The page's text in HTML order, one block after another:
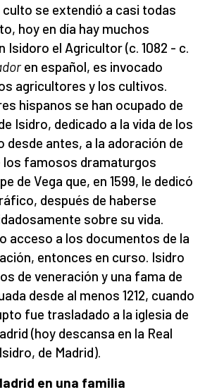
culto se extendió a casi todas
hoy en día hay muchos
Isidoro el Agricultor (c. 1082 - c.
en español, es invocado
agricultores y los cultivos.
hispanos se han ocupado de
Isidro, dedicado a la vida de los
desde antes, a la adoración de
los famosos dramaturgos
de Vega que, en 1599, le dedicó
después de haberse
sobre su vida.
acceso a los documentos de la
entonces en curso. Isidro
de veneración y una fama de
desde al menos 1212, cuando
fue trasladado a la iglesia de
(hoy descansa en la Real
de Madrid).
en una familia